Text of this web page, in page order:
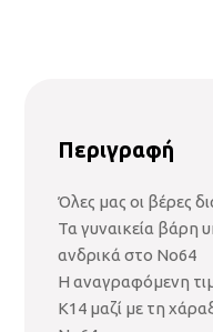
Περιγραφή
Όλες μας οι βέρες
Τα γυναικεία βάρη
ανδρικά στο Νο64
Η αναγραφόμενη
Κ14 μαζί με τη